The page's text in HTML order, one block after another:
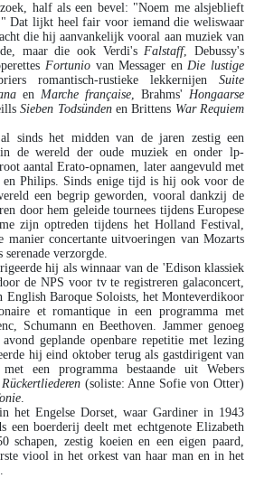
half als een bevel: "Noem me alsjeblieft
Dat lijkt heel fair voor iemand die weliswaar
die hij aanvankelijk vooral aan muziek van
maar die ook Verdi'sFalstaff, Debussy's
Fortunio van Messager enDie lustige
romantisch-rustieke lekkernijen Suite
en Marche française, Brahms' Hongaarse
Sieben Todsündenen Brittens War Requiem
sinds het midden van de jaren zestig een
in de wereld der oude muziek en onder lp-
aantal Erato-opnamen, later aangevuld met
Philips. Sinds enige tijd is hij ook voor de
een begrip geworden, vooral dankzij de
door hem geleide tournees tijdens Europese
zijn optreden tijdens het Holland Festival,
manier concertante uitvoeringen van Mozarts
serenade verzorgde.
hij als winnaar van de 'Edison klassiek
de NPS voor tv te registreren galaconcert,
English Baroque Soloists, het Monteverdikoor
et romantique in een programma met
Schumann en Beethoven. Jammer genoeg
geplande openbare repetitie met lezing
hij eind oktober terug als gastdirigent van
met een programma bestaande uit Webers
Rückertliederen (soliste: Anne Sofie von Otter)
.
het Engelse Dorset, waar Gardiner in 1943
een boerderij deelt met echtgenote Elizabeth
schapen, zestig koeien en een eigen paard,
viool in het orkest van haar man en in het